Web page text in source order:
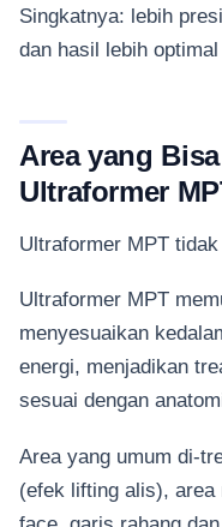
Singkatnya: lebih
dan hasil lebih
Area yang
Ultraformer
Ultraformer MPT
Ultraformer MPT
menyesuaikan
energi, menjadikan
sesuai dengan
Area yang umum di-
(efek lifting alis), area